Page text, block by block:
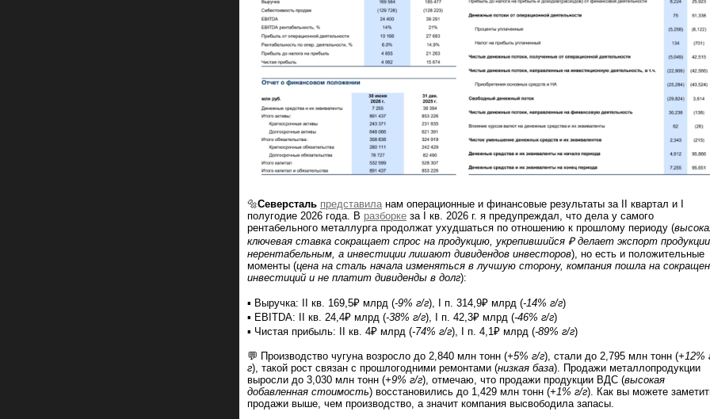
🔩Северсталь представила нам операционные и финансовые результаты за II квартал и I
полугодие 2026 года. В разборке за I кв. 2026 г. я предупреждал, что дела у самого
рентабельного металлурга продолжат ухудшаться по отношению к прошлому периоду (
ключевая ставка сокращает спрос на продукцию, укрепившийся ₽ делает экспорт продукции
нерентабельным, а инвестиции лишают дивидендов инвесторов), но есть и положительные
моменты (цена на сталь начала изменяться в лучшую сторону, компания пошла на
инвестиций и не платит дивиденды в долг):
▪️ Выручка: II кв. 169,5₽ млрд (-9% г/г), I п. 314,9₽ млрд (-14% г/г)
▪️ EBITDA: II кв. 24,4₽ млрд (-38% г/г), I п. 42,3₽ млрд (-46% г/г)
▪️ Чистая прибыль: II кв. 4₽ млрд (-74% г/г), I п. 4,1₽ млрд (-89% г/г)
💬 Производство чугуна возросло до 2,840 млн тонн (+5% г/г), стали до 2,795 млн тонн (+12%
г), такой рост связан с прошлогодними ремонтами (низкая база). Продажи металлопродукции
выросли до 3,030 млн тонн (+9% г/г), отмечаю, что продажи продукции ВДС (высокая
добавленная стоимость) восстановились до 1,429 млн тонн (+1% г/г). Как вы можете
продажи выше, чем производство, а значит компания высвободила запасы.